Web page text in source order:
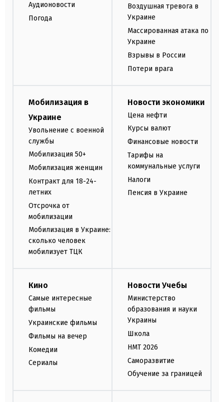
Аудионовости
Погода
Воздушная тревога в
Украине
Массированная атака по
Украине
Взрывы в России
Потери врага
Мобилизация в
Украине
Увольнение с военной
службы
Мобилизация 50+
Мобилизация женщин
Контракт для 18-24-
летних
Отсрочка от
мобилизации
Мобилизация в Украине:
сколько человек
мобилизует ТЦК
Новости экономики
Цена нефти
Курсы валют
Финансовые новости
Тарифы на
коммунальные услуги
Налоги
Пенсия в Украине
Кино
Самые интересные
фильмы
Украинские фильмы
Фильмы на вечер
Комедии
Сериалы
Новости Учебы
Министерство
образования и науки
Украины
Школа
НМТ 2026
Саморазвитие
Обучение за границей